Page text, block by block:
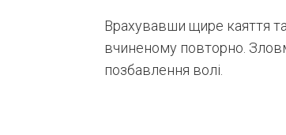
Врахувавши щире каяття
вчиненому повторно.
позбавлення волі.